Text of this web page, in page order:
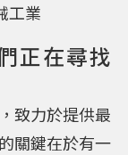
工業
正在尋找
致力於提供最
關鍵在於有一